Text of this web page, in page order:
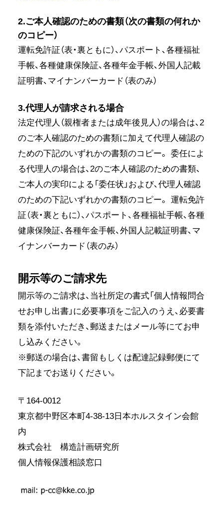
2.ご本人確認のための書類（次の書類の何れか
のコピー）
運転免許証（表・裏ともに）、パスポート、各種福祉
手帳、各種健康保険証、各種年金手帳、外国人記載
証明書、マイナンバーカード（表のみ）
3.代理人が請求される場合
法定代理人（親権者または成年後見人）の場合は、2
のご本人確認のための書類に加えて代理人確認の
ための下記のいずれかの書類のコピー。 委任によ
る代理人の場合は、2のご本人確認のための書類、
ご本人の実印による「委任状」および、代理人確認
のための下記いずれかの書類のコピー。 運転免許
証（表・裏ともに）、パスポート、各種福祉手帳、各種
健康保険証、各種年金手帳、外国人記載証明書、マ
イナンバーカード（表のみ）
開示等のご請求先
開示等のご請求は、当社所定の書式「個人情報問合
せお申し出書」に必要事項をご記入のうえ、必要書
類を添付いただき、郵送またはメール等にてお申
し込みください。
※郵送の場合は、書留もしくは配達記録郵便にて
下記までお送りください。
〒164-0012
東京都中野区本町4-38-13日本ホルスタイン会館
内
株式会社 構造計画研究所
個人情報保護相談窓口